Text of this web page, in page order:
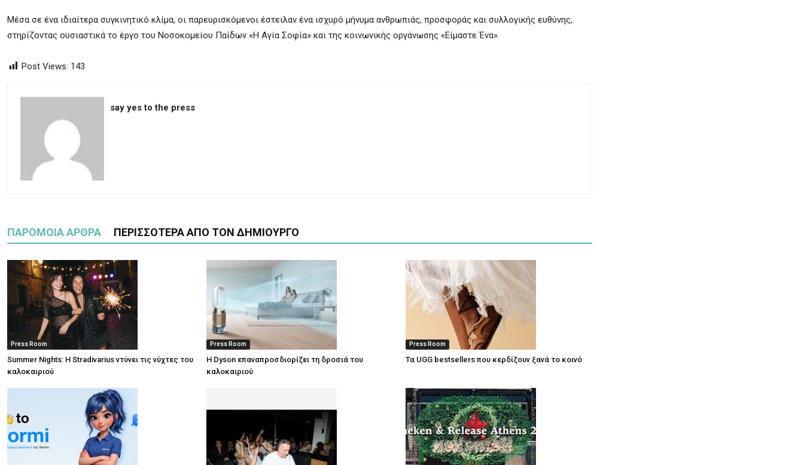
Μέσα σε ένα ιδιαίτερα συγκινητικό κλίμα, οι παρευρισκόμενοι έστειλαν ένα ισχυρό μήνυμα ανθρωπιάς, προσφοράς και συλλογικής ευθύνης,
στηρίζοντας ουσιαστικά το έργο του Νοσοκομείου Παίδων «Η Αγία Σοφία» και της κοινωνικής οργάνωσης «Είμαστε Ένα».
Post Views: 143
say yes to the press
ΠΑΡΟΜΟΙΑ ΑΡΘΡΑ ΠΕΡΙΣΣΟΤΕΡΑ ΑΠΟ ΤΟΝ ΔΗΜΙΟΥΡΓΟ
Press Room
Summer Nights: Η Stradivarius ντύνει τις νύχτες του
καλοκαιριού
Press Room
Η Dyson επαναπροσδιορίζει τη δροσιά του
καλοκαιριού
Press Room
Τα UGG bestsellers που κερδίζουν ξανά το κοινό